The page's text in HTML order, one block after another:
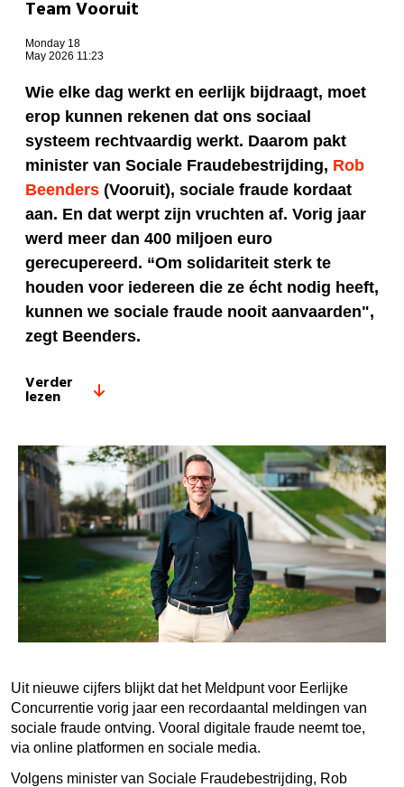
Team Vooruit
Monday 18
May 2026 11:23
Wie elke dag werkt en eerlijk bijdraagt, moet
erop kunnen rekenen dat ons sociaal
systeem rechtvaardig werkt. Daarom pakt
minister van Sociale Fraudebestrijding, Rob
Beenders (Vooruit), sociale fraude kordaat
aan. En dat werpt zijn vruchten af. Vorig jaar
werd meer dan 400 miljoen euro
gerecupereerd. “Om solidariteit sterk te
houden voor iedereen die ze écht nodig heeft,
kunnen we sociale fraude nooit aanvaarden",
zegt Beenders.
Verder
lezen
Uit nieuwe cijfers blijkt dat het Meldpunt voor Eerlijke
Concurrentie vorig jaar een recordaantal meldingen van
sociale fraude ontving. Vooral digitale fraude neemt toe,
via online platformen en sociale media.
Volgens minister van Sociale Fraudebestrijding, Rob